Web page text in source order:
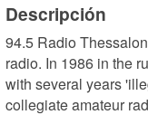
Descripción
94.5 Radio
radio. In 1986 in the
with several years
collegiate amateur